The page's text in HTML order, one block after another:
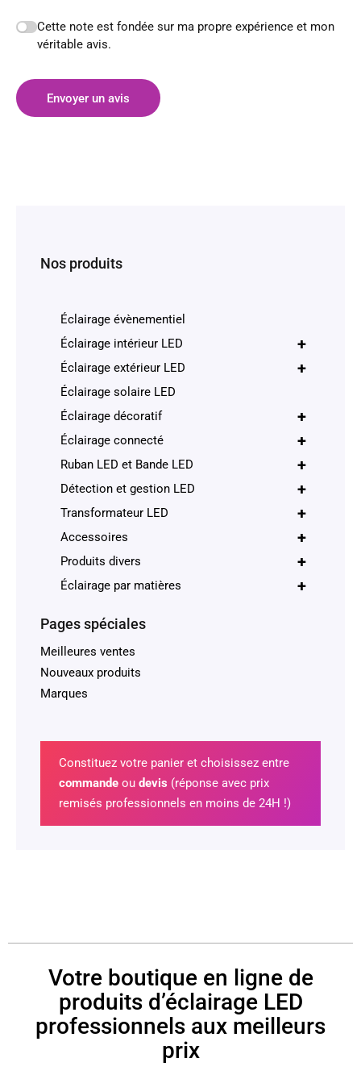
Cette note est fondée sur ma propre expérience et mon
véritable avis.
Envoyer un avis
Nos produits
Éclairage évènementiel
+
Éclairage intérieur LED
+
Éclairage extérieur LED
Éclairage solaire LED
+
Éclairage décoratif
+
Éclairage connecté
+
Ruban LED et Bande LED
+
Détection et gestion LED
+
Transformateur LED
+
Accessoires
+
Produits divers
+
Éclairage par matières
Pages spéciales
Meilleures ventes
Nouveaux produits
Marques
Constituez votre panier et choisissez entre
commandeou devis (réponse avec prix
remisés professionnels en moins de 24H !)
Votre boutique en ligne de
produits d’éclairage LED
professionnels aux meilleurs
prix